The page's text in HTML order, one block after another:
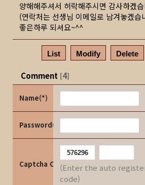
양해해주셔서 허락해주시면 감사하겠
(연락처는 선생님 이메일로 남겨놓겠습
좋은하루 되셔요~^^
List Modify Delete
Comment [4]
Name(*)
Password(*)
Captcha Code(Enter the auto
code)